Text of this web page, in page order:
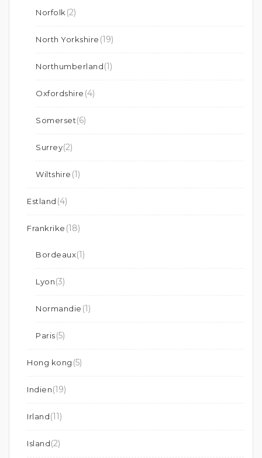
Norfolk (2)
North Yorkshire (19)
Northumberland(1)
Oxfordshire (4)
Somerset(6)
Surrey(2)
Wiltshire (1)
Estland (4)
Frankrike (18)
Bordeaux(1)
Lyon(3)
Normandie (1)
Paris(5)
Hong kong (5)
Indien(19)
Irland(11)
Island(2)